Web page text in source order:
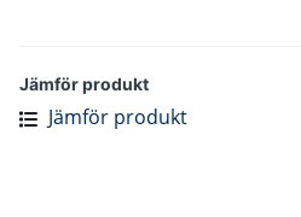
Jämför produkt
Jämför produkt